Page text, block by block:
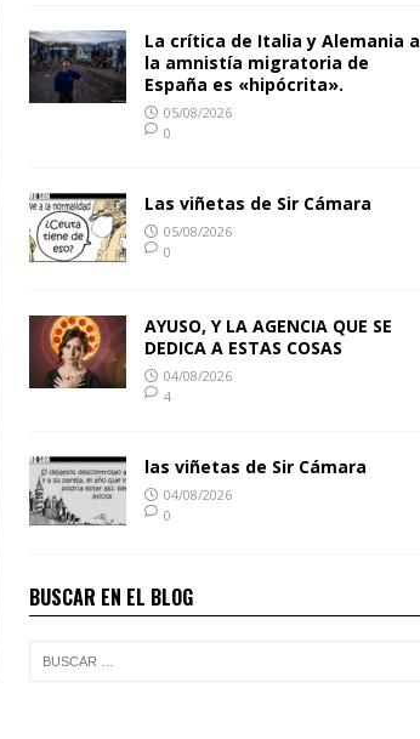
La crítica de Italia y Alemania a
la amnistía migratoria de
España es «hipócrita».
05/08/2026
0
Las viñetas de Sir Cámara
05/08/2026
0
AYUSO, Y LA AGENCIA QUE SE
DEDICA A ESTAS COSAS
04/08/2026
4
las viñetas de Sir Cámara
04/08/2026
0
BUSCAR EN EL BLOG